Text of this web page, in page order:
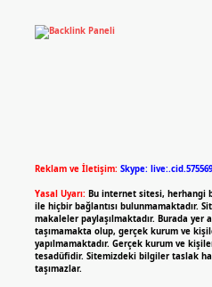
Reklam ve İletişim: Skype:
Yasal Uyarı: Bu internet sitesi, herhangi
ile hiçbir bağlantısı bulunmamaktadır.
makaleler paylaşılmaktadır. Burada
taşımamakta olup, gerçek kurum ve
yapılmamaktadır. Gerçek kurum ve
tesadüfidir. Sitemizdeki bilgiler taslak
taşımazlar.